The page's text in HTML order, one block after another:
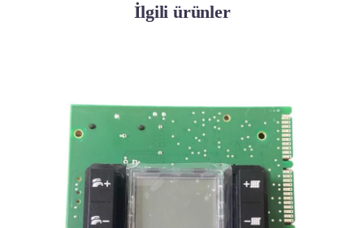
İlgili ürünler